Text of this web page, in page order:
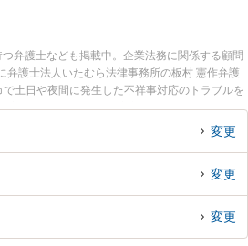
弁護士なども掲載中。企業法務に関係する顧問
護士法人いたむら法律事務所の板村 憲作弁護
土日や夜間に発生した不祥事対応のトラブルを
を法律相談できる防府市内の弁護士に相談予約
変更
変更
変更